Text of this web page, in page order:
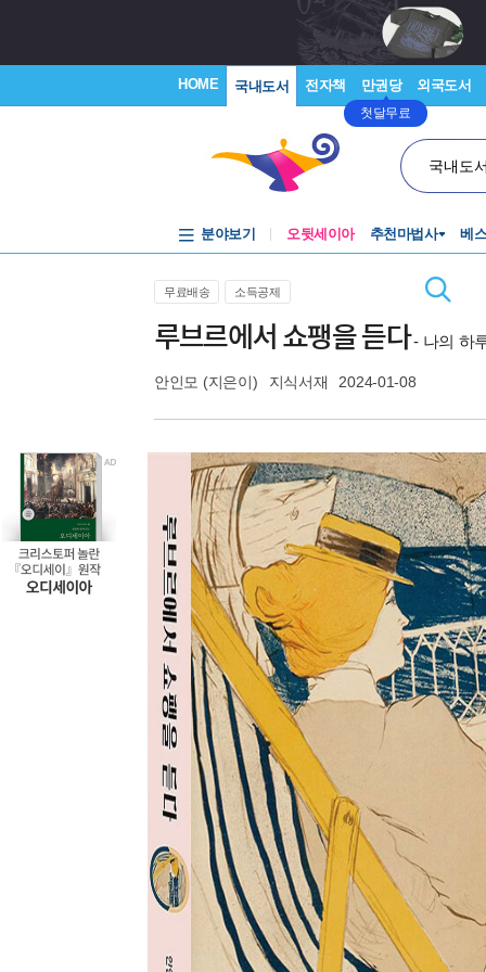
HOME 국내도서 전자책 만권당
첫달무료
외국도서
국내도
분야보기 오뒷세이아 추천마법사 베
무료배송 소득공제
루브르에서 쇼팽을 듣다- 나의 하
안인모 (지은이) 지식서재 2024-01-08